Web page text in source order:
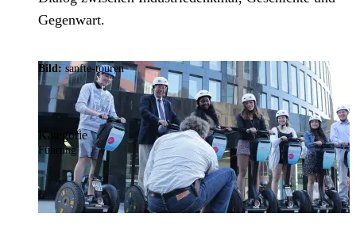
Gegenwart.
Bild: sanfte-touren
Kategorie
Führung